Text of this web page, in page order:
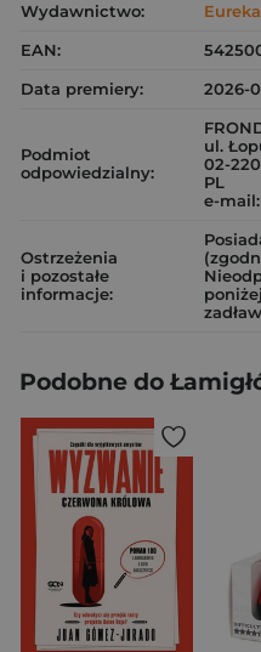
Wydawnictwo:
Eureka
EAN:
Data premiery:
2026-
Podmiot
odpowiedzialny:
ul.
02-
PL
e-mail:
Ostrzeżenia
i pozostałe
informacje:
Podobne do